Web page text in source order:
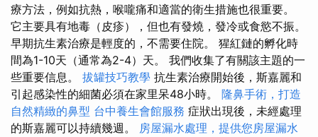
療方法，例如抗熱，喉嚨痛和適當的衛生措施也很重要。
它主要具有地毒（皮疹），但也有發燒，發冷或食慾不振。
早期抗生素治療是輕度的，不需要住院。 猩紅鏈的孵化時
間為1-10天（通常為2-4）天。 我們收集了有關該主題的一
些重要信息。 拔罐技巧教學 抗生素治療開始後，斯嘉麗和
引起感染性的細菌必須在家里呆48小時。 隆鼻手術，打造
自然精緻的鼻型 台中養生會館服務 症狀出現後，未經處理
的斯嘉麗可以持續幾週。 房屋漏水處理，提供您房屋漏水